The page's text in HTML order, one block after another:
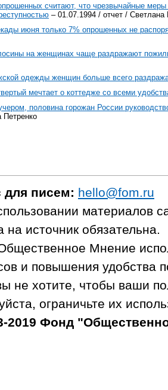
считают, что чрезвычайные
– 01.07.1994 / отчет /
июня только 7% опрошенных не
на женщинах чаще раздражают
одежды женщин больше всего
мечтает о коттедже со всеми
половина горожан России
Петренко
для писем: hello@fom.ru
материалов
на источник обязательна.
Мнение
и повышения удобства
не хотите, чтобы ваши
ограничьте их
2019 Фонд